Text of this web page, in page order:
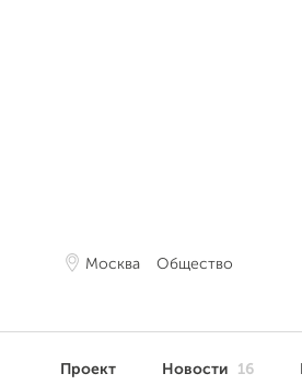
Москва Общество
Проект Новости 16